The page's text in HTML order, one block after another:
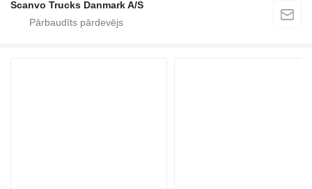
Scanvo Trucks Danmark A/S